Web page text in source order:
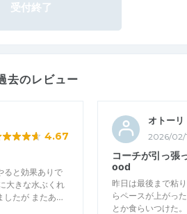
受付終了
去のレビュー
4.67
ると効果ありで
大きな水ぶくれ
したが またあ…
オトーリ
2026/02/
コーチが引っ張
ood
昨日は最後まで粘
らペースが上がっ
とか食らいつけた